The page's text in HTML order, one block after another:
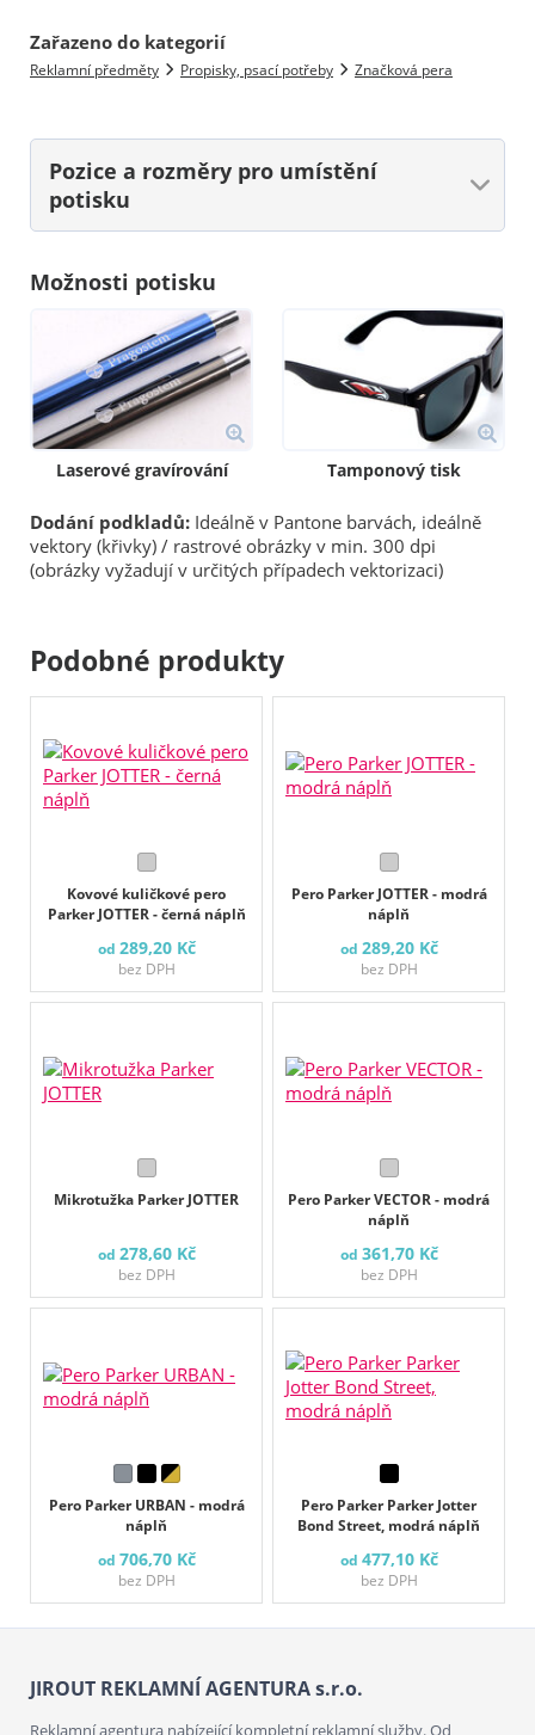
Zařazeno do kategorií
Reklamní předměty Propisky, psací potřeby Značková pera
Pozice a rozměry pro umístění
potisku
Možnosti potisku
Laserové gravírování Tamponový tisk
Dodání podkladů: Ideálně v Pantone barvách, ideálně
vektory (křivky) / rastrové obrázky v min. 300 dpi
(obrázky vyžadují v určitých případech vektorizaci)
Podobné produkty
Kovové kuličkové pero
Parker JOTTER - černá náplň
od 289,20 Kč
bez DPH
Pero Parker JOTTER - modrá
náplň
od 289,20 Kč
bez DPH
Mikrotužka Parker JOTTER
od 278,60 Kč
bez DPH
Pero Parker VECTOR - modrá
náplň
od 361,70 Kč
bez DPH
Pero Parker URBAN - modrá
náplň
od 706,70 Kč
bez DPH
Pero Parker Parker Jotter
Bond Street, modrá náplň
od 477,10 Kč
bez DPH
JIROUT REKLAMNÍ AGENTURA s.r.o.
Reklamní agentura nabízející kompletní reklamní služby. Od